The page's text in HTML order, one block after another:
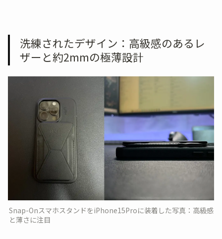
洗練されたデザイン：高級感のあるレ
ザーと約2mmの極薄設計
Snap-OnスマホスタンドをiPhone15Proに装着した写真：高級感
と薄さに注目